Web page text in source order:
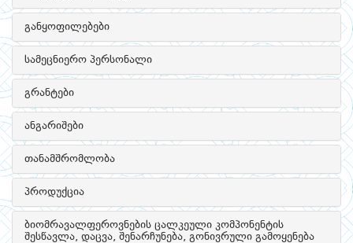
განყოფილებები
სამეცნიერო პერსონალი
გრანტები
ანგარიშები
თანამშრომლობა
პროდუქცია
ბიომრავალფეროვნების ცალკეული კომპონენტის
შესწავლა, დაცვა, შენარჩუნება, გონივრული გამოყენება